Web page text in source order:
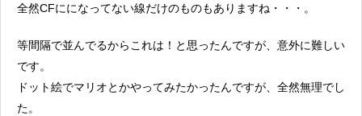
全然CFにになってない線だけのものもありますね・・・。
等間隔で並んでるからこれは！と思ったんですが、意外に難しい
です。
ドット絵でマリオとかやってみたかったんですが、全然無理でし
た。